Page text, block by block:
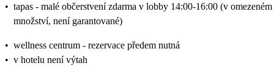
• tapas - malé občerstvení zdarma v lobby 14:00-16:00 (v omezeném
množství, není garantované)
• wellness centrum - rezervace předem nutná
• v hotelu není výtah